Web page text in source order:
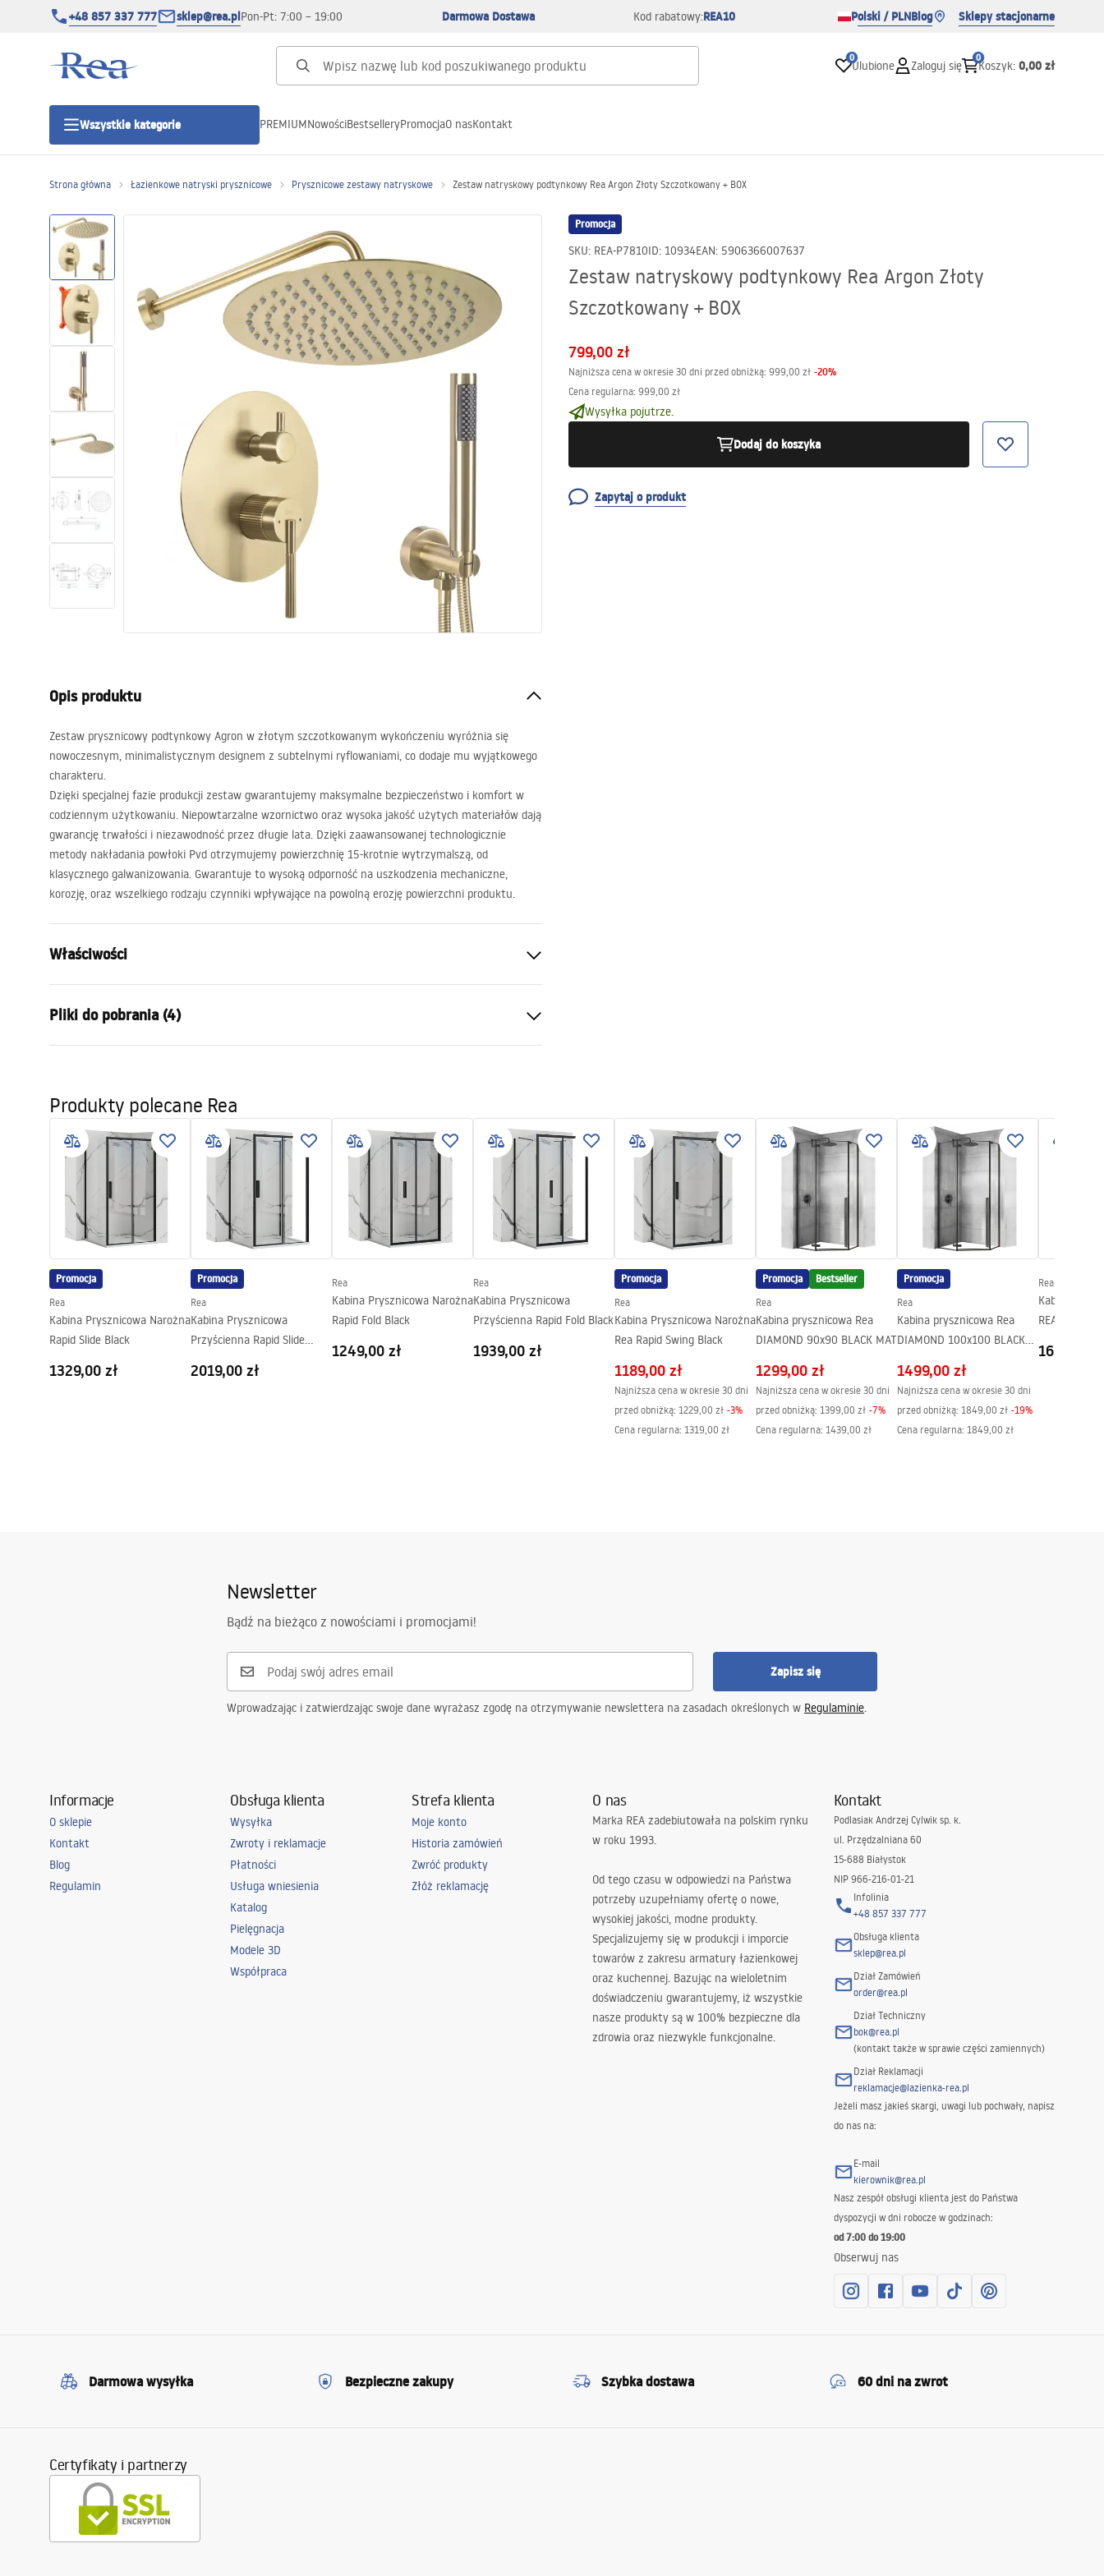
+48 857 337 777 sklep@rea.plPon-Pt: 7:00 – 19:00 Darmowa Dostawa Kod rabatowy:REA10 Polski / PLNBlog Sklepy stacjonarne
0
Ulubione Zaloguj się
0
Koszyk: 0,00 zł
Wszystkie kategorie
Kategorie produktowe
Kabiny prysznicowe
Drzwi prysznicowe
Brodziki prysznicowe
Toalety, ubikacje
Umywalki
Wanny i parawany
Baterie
Akcesoria i meble łazienkowe
PREMIUMNowościBestselleryPromocjaO nasKontakt
Strona główna Łazienkowe natryski prysznicowe Prysznicowe zestawy natryskowe Zestaw natryskowy podtynkowy Rea Argon Złoty Szczotkowany + BOX
Promocja
SKU: REA-P7810ID: 10934EAN: 5906366007637
Zestaw natryskowy podtynkowy Rea Argon Złoty
Szczotkowany + BOX
799,00 zł
Najniższa cena w okresie 30 dni przed obniżką: 999,00 zł -20%
Cena regularna: 999,00 zł
Wysyłka pojutrze.
Dodaj do koszyka
Zapytaj o produkt
Opis produktu
Zestaw prysznicowy podtynkowy Agron w złotym szczotkowanym wykończeniu wyróżnia się
nowoczesnym, minimalistycznym designem z subtelnymi ryflowaniami, co dodaje mu wyjątkowego
charakteru.
Dzięki specjalnej fazie produkcji zestaw gwarantujemy maksymalne bezpieczeństwo i komfort w
codziennym użytkowaniu. Niepowtarzalne wzornictwo oraz wysoka jakość użytych materiałów dają
gwarancję trwałości i niezawodność przez długie lata. Dzięki zaawansowanej technologicznie
metody nakładania powłoki Pvd otrzymujemy powierzchnię 15-krotnie wytrzymalszą, od
klasycznego galwanizowania. Gwarantuje to wysoką odporność na uszkodzenia mechaniczne,
korozję, oraz wszelkiego rodzaju czynniki wpływające na powolną erozję powierzchni produktu.
Właściwości
Materiał:
Rodzaj baterii:
Jednouchwytowa
Regulacja wysokości:
Wylewka wannowa:
Regulacja ciśnienia:
System Anti-Calc
Powłoka:
Model
JS-622711BG
Gwarancja
24 miesiące
Pliki do pobrania (4)
Safety_Information_Shower_set.p
df
Faucets_-_5.pdf
Instrukcja montażu
shower_set.pdf
Pielęgnacja
Pielegnacja.pdf
Produkty polecane Rea
Promocja
Rea
Kabina Prysznicowa Narożna
Rapid Slide Black
1329,00 zł
Promocja
Rea
Kabina Prysznicowa
Przyścienna Rapid Slide
2019,00 zł
Rea
Kabina Prysznicowa Narożna
Rapid Fold Black
1249,00 zł
Rea
Kabina Prysznicowa
Przyścienna Rapid Fold Black
1939,00 zł
Promocja
Rea
Kabina Prysznicowa Narożna
Rea Rapid Swing Black
1189,00 zł
Najniższa cena w okresie 30 dni
przed obniżką: 1229,00 zł -3%
Cena regularna: 1319,00 zł
Promocja Bestseller
Rea
Kabina prysznicowa Rea
DIAMOND 90x90 BLACK MAT
1299,00 zł
Najniższa cena w okresie 30 dni
przed obniżką: 1399,00 zł -7%
Cena regularna: 1439,00 zł
Promocja
Rea
Kabina prysznicowa Rea
DIAMOND 100x100 BLACK
1499,00 zł
Najniższa cena w okresie 30 dni
przed obniżką: 1849,00 zł -19%
Cena regularna: 1849,00 zł
Rea
Kabina
REA Rapid
1659,00
Newsletter
Bądź na bieżąco z nowościami i promocjami!
Zapisz się
Wprowadzając i zatwierdzając swoje dane wyrażasz zgodę na otrzymywanie newslettera na zasadach określonych w Regulaminie.
Informacje
O sklepie
Kontakt
Blog
Regulamin
Obsługa klienta
Wysyłka
Zwroty i reklamacje
Płatności
Usługa wniesienia
Katalog
Pielęgnacja
Modele 3D
Współpraca
Strefa klienta
Moje konto
Historia zamówień
Zwróć produkty
Złóż reklamację
O nas
Marka REA zadebiutowała na polskim rynku
w roku 1993.
Od tego czasu w odpowiedzi na Państwa
potrzeby uzupełniamy ofertę o nowe,
wysokiej jakości, modne produkty.
Specjalizujemy się w produkcji i imporcie
towarów z zakresu armatury łazienkowej
oraz kuchennej. Bazując na wieloletnim
doświadczeniu gwarantujemy, iż wszystkie
nasze produkty są w 100% bezpieczne dla
zdrowia oraz niezwykle funkcjonalne.
Kontakt
Podlasiak Andrzej Cylwik sp. k.
ul. Przędzalniana 60
15-688 Białystok
NIP 966-216-01-21
Infolinia
+48 857 337 777
Obsługa klienta
sklep@rea.pl
Dział Zamówień
order@rea.pl
Dział Techniczny
bok@rea.pl
(kontakt także w sprawie części zamiennych)
Dział Reklamacji
reklamacje@lazienka-rea.pl
Jeżeli masz jakieś skargi, uwagi lub pochwały, napisz
do nas na:
E-mail
kierownik@rea.pl
Nasz zespół obsługi klienta jest do Państwa
dyspozycji w dni robocze w godzinach:
od 7:00 do 19:00
Obserwuj nas
Darmowa wysyłka Bezpieczne zakupy Szybka dostawa 60 dni na zwrot
Certyfikaty i partnerzy